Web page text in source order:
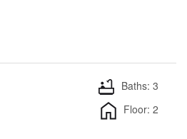
Baths: 3
Floor: 2